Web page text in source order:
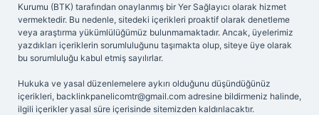
Kurumu (BTK) tarafından onaylanmış bir Yer Sağlayıcı olarak hizmet
vermektedir. Bu nedenle, sitedeki içerikleri proaktif olarak denetleme
veya araştırma yükümlülüğümüz bulunmamaktadır. Ancak, üyelerimiz
yazdıkları içeriklerin sorumluluğunu taşımakta olup, siteye üye olarak
bu sorumluluğu kabul etmiş sayılırlar.
Hukuka ve yasal düzenlemelere aykırı olduğunu düşündüğünüz
içerikleri, backlinkpanelicomtr@gmail.com adresine bildirmeniz halinde,
ilgili içerikler yasal süre içerisinde sitemizden kaldırılacaktır.